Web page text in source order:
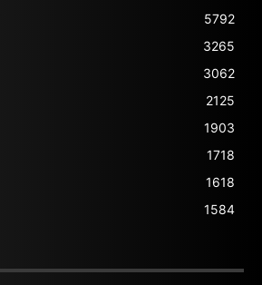
5792
3265
3062
2125
1903
1718
1618
1584